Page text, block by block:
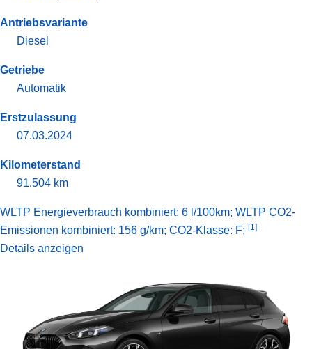
Antriebsvariante
Diesel
Getriebe
Automatik
Erstzulassung
07.03.2024
Kilometerstand
91.504 km
WLTP Energieverbrauch kombiniert: 6 l/100km; WLTP CO2-
Emissionen kombiniert: 156 g/km; CO2-Klasse: F; [1]
Details anzeigen